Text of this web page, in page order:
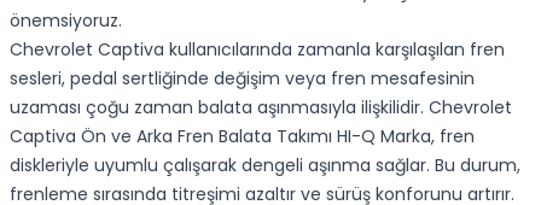
önemsiyoruz.
Chevrolet Captiva kullanıcılarında zamanla karşılaşılan fren
sesleri, pedal sertliğinde değişim veya fren mesafesinin
uzaması çoğu zaman balata aşınmasıyla ilişkilidir. Chevrolet
Captiva Ön ve Arka Fren Balata Takımı HI-Q Marka, fren
diskleriyle uyumlu çalışarak dengeli aşınma sağlar. Bu durum,
frenleme sırasında titreşimi azaltır ve sürüş konforunu artırır.